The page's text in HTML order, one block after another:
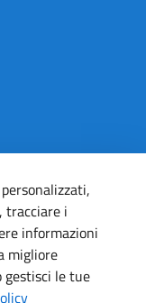
tracciare i
informazioni
migliore
gestisci le tue